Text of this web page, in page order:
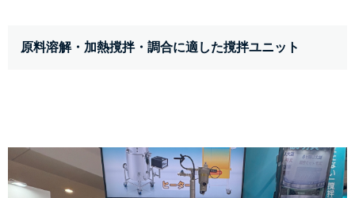
原料溶解・加熱撹拌・調合に適した撹拌ユニット